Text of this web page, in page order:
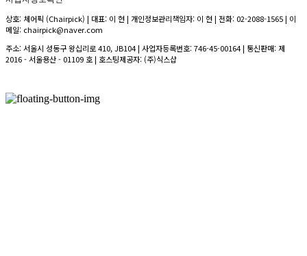
상호: 체어픽 (Chairpick) | 대표: 이 현 | 개인정보관리책임자: 이 현 | 전화: 02-2088-1565 | 이
메일: chairpick@naver.com
주소: 서울시 성동구 왕십리로 410, JB104 | 사업자등록번호:746-45-00164| 통신판매:제
2016 - 서울용산 - 01109 호| 호스팅제공자: (주)식스샵